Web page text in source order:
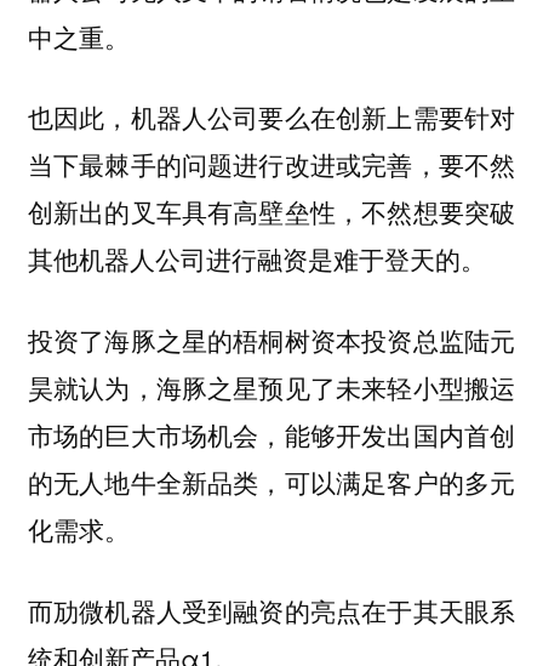
中之重。
也因此，机器人公司要么在创新上需要针对
当下最棘手的问题进行改进或完善，要不然
创新出的叉车具有高壁垒性，不然想要突破
其他机器人公司进行融资是难于登天的。
投资了海豚之星的梧桐树资本投资总监陆元
昊就认为，海豚之星预见了未来轻小型搬运
市场的巨大市场机会，能够开发出国内首创
的无人地牛全新品类，可以满足客户的多元
化需求。
而劢微机器人受到融资的亮点在于其天眼系
统和创新产品α1。